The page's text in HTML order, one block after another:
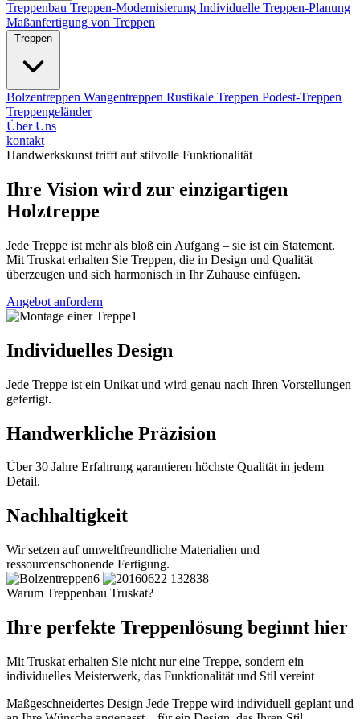
Treppenbau Treppen-Modernisierung Individuelle Treppen-Planung
Maßanfertigung von Treppen
Treppen
Bolzentreppen Wangentreppen Rustikale Treppen Podest-Treppen
Treppengeländer
Über Uns
kontakt
Handwerkskunst trifft auf stilvolle Funktionalität
Ihre Vision wird zur einzigartigen
Holztreppe
Jede Treppe ist mehr als bloß ein Aufgang – sie ist ein Statement.
Mit Truskat erhalten Sie Treppen, die in Design und Qualität
überzeugen und sich harmonisch in Ihr Zuhause einfügen.
Angebot anfordern
Individuelles Design
Jede Treppe ist ein Unikat und wird genau nach Ihren Vorstellungen
gefertigt.
Handwerkliche Präzision
Über 30 Jahre Erfahrung garantieren höchste Qualität in jedem
Detail.
Nachhaltigkeit
Wir setzen auf umweltfreundliche Materialien und
ressourcenschonende Fertigung.
Warum Treppenbau Truskat?
Ihre perfekte Treppenlösung beginnt hier
Mit Truskat erhalten Sie nicht nur eine Treppe, sondern ein
individuelles Meisterwerk, das Funktionalität und Stil vereint
Maßgeschneidertes Design Jede Treppe wird individuell geplant und